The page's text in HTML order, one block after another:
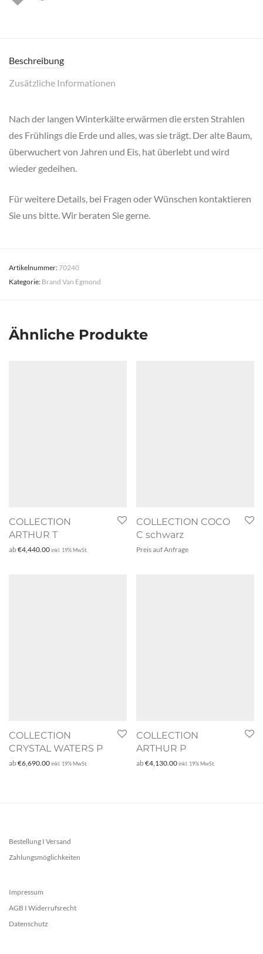
Beschreibung
Zusätzliche Informationen
Nach der langen Winterkälte erwärmen die ersten Strahlen
des Frühlings die Erde und alles, was sie trägt. Der alte Baum,
überwuchert von Jahren und Eis, hat überlebt und wird
wieder gedeihen.
Für weitere Details, bei Fragen oder Wünschen kontaktieren
Sie uns bitte. Wir beraten Sie gerne.
Artikelnummer:70240
Kategorie: Brand Van Egmond
Ähnliche Produkte
COLLECTION
ARTHUR T
ab€4,440.00inkl. 19% MwSt.
COLLECTION COCO
C schwarz
Preis auf Anfrage
COLLECTION
CRYSTAL WATERS P
ab€6,690.00inkl. 19% MwSt.
COLLECTION
ARTHUR P
ab€4,130.00inkl. 19% MwSt.
Bestellung I Versand
Zahlungsmöglichkeiten
Impressum
AGB I Widerrufsrecht
Datenschutz